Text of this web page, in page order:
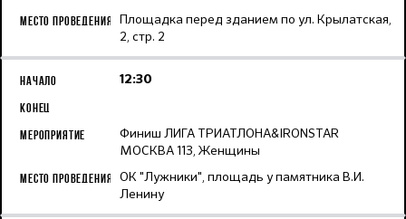
Площадка перед зданием по ул. Крылатская,
2, стр. 2
12:30
Финиш ЛИГА ТРИАТЛОНА&IRONSTAR
МОСКВА 113, Женщины
ОК "Лужники", площадь у памятника В.И.
Ленину